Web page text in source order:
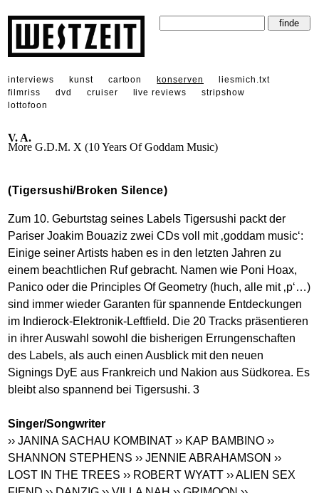
interviews kunst cartoon konserven
liesmich.txt
filmriss
dvd cruiser live reviews
stripshow
lottofoon
V. A.
More G.D.M. X (10 Years Of Goddam Music)
(Tigersushi/Broken Silence)
Zum 10. Geburtstag seines Labels Tigersushi packt der
Pariser Joakim Bouaziz zwei CDs voll mit ‚goddam music‘:
Einige seiner Artists haben es in den letzten Jahren zu
einem beachtlichen Ruf gebracht. Namen wie Poni Hoax,
Panico oder die Principles Of Geometry (huch, alle mit ‚p‘…)
sind immer wieder Garanten für spannende Entdeckungen
im Indierock-Elektronik-Leftfield. Die 20 Tracks präsentieren
in ihrer Auswahl sowohl die bisherigen Errungenschaften
des Labels, als auch einen Ausblick mit den neuen
Signings DyE aus Frankreich und Nakion aus Südkorea. Es
bleibt also spannend bei Tigersushi. 3
Singer/Songwriter
›› JANINA SACHAU KOMBINAT ›› KAP BAMBINO ››
SHANNON STEPHENS ›› JENNIE ABRAHAMSON ››
LOST IN THE TREES ›› ROBERT WYATT ›› ALIEN SEX